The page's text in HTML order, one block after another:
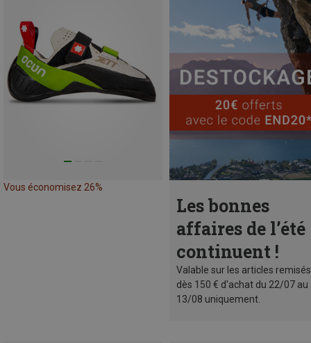
Vous économisez 26%
Les bonnes
affaires de l’été
continuent !
Valable sur les articles remisés
dès 150 € d'achat du 22/07 au
13/08 uniquement.